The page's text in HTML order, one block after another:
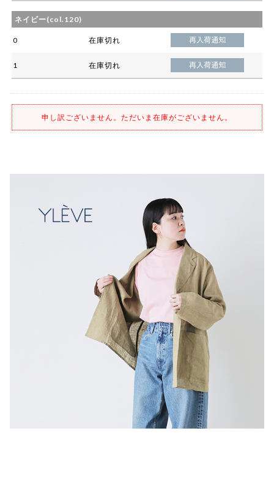
ネイビー(col.120)
0 在庫切れ
1 在庫切れ
申し訳ございません。ただいま在庫がございません。